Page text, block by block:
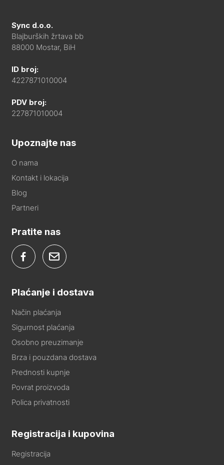
Sync d.o.o.
Blajburških žrtava bb
88000 Mostar, BiH
ID broj:
4227871010004
PDV broj:
227871010004
Upoznajte nas
O nama
Kontakt i lokacija
Blog
Partneri
Pratite nas
Plaćanje i dostava
Način plaćanja
Sigurnost plaćanja
Osobno preuzimanje
Brza i pouzdana dostava
Prednosti kupnje
Povrat proizvoda
Polica privatnosti
Registracija i kupovina
Registracija